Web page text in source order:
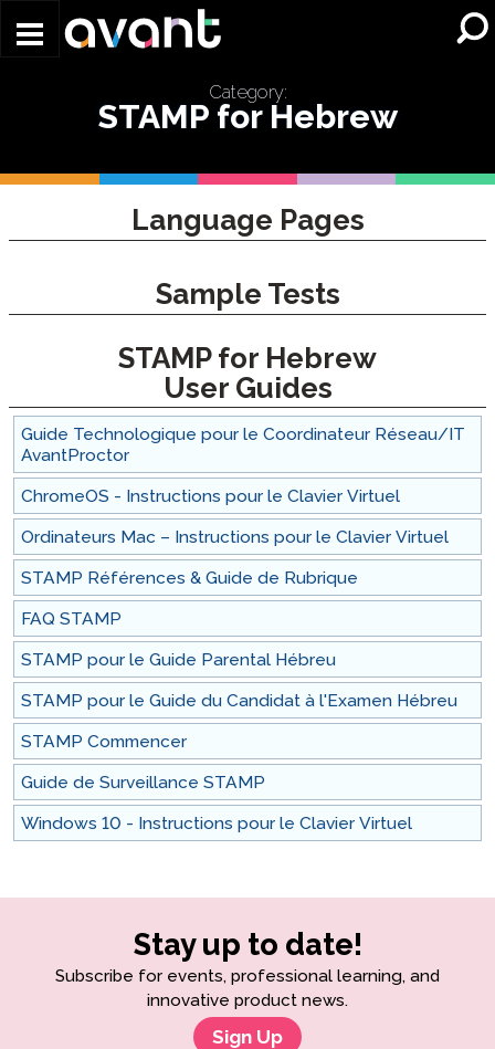
Category:
STAMP for Hebrew
Language Pages
Sample Tests
STAMP for Hebrew
User Guides
Guide Technologique pour le Coordinateur Réseau/IT
AvantProctor
ChromeOS - Instructions pour le Clavier Virtuel
Ordinateurs Mac – Instructions pour le Clavier Virtuel
STAMP Références & Guide de Rubrique
FAQ STAMP
STAMP pour le Guide Parental Hébreu
STAMP pour le Guide du Candidat à l'Examen Hébreu
STAMP Commencer
Guide de Surveillance STAMP
Windows 10 - Instructions pour le Clavier Virtuel
Stay up to date!
Subscribe for events, professional learning, and
innovative product news.
Sign Up